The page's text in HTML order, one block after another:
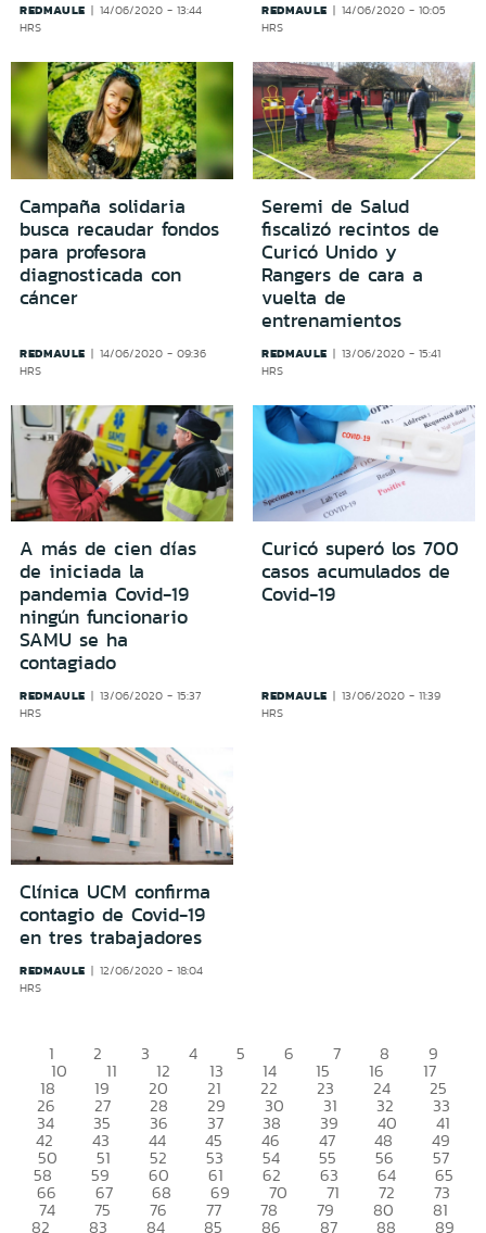
REDMAULE
14/06/2020 - 13:44
HRS
REDMAULE
14/06/2020 - 10:05
HRS
Campaña solidaria
busca recaudar fondos
para profesora
diagnosticada con
cáncer
REDMAULE
14/06/2020 - 09:36
HRS
Seremi de Salud
fiscalizó recintos de
Curicó Unido y
Rangers de cara a
vuelta de
entrenamientos
REDMAULE
13/06/2020 - 15:41
HRS
A más de cien días
de iniciada la
pandemia Covid-19
ningún funcionario
SAMU se ha
contagiado
REDMAULE
13/06/2020 - 15:37
HRS
Curicó superó los 700
casos acumulados de
Covid-19
REDMAULE
13/06/2020 - 11:39
HRS
Clínica UCM confirma
contagio de Covid-19
en tres trabajadores
REDMAULE
12/06/2020 - 18:04
HRS
1 2 3 4 5 6 7 8 9
10 11 12 13 14 15 16 17
18 19 20 21 22 23 24 25
26 27 28 29 30 31 32 33
34 35 36 37 38 39 40 41
42 43 44 45 46 47 48 49
50 51 52 53 54 55 56 57
58 59 60 61 62 63 64 65
66 67 68 69 70 71 72 73
74 75 76 77 78 79 80 81
82 83 84 85 86 87 88 89